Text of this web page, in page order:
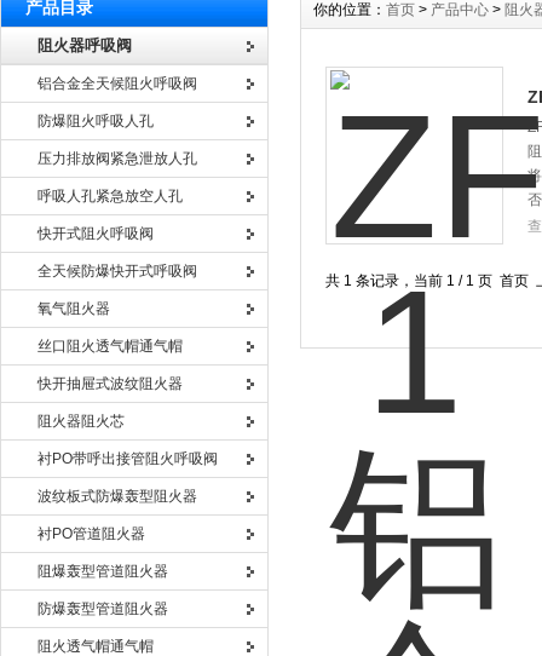
产品目录
阻火器呼吸阀
铝合金全天候阻火呼吸阀
防爆阻火呼吸人孔
压力排放阀紧急泄放人孔
呼吸人孔紧急放空人孔
快开式阻火呼吸阀
全天候防爆快开式呼吸阀
氧气阻火器
丝口阻火透气帽通气帽
快开抽屉式波纹阻火器
阻火器阻火芯
衬PO带呼出接管阻火呼吸阀
波纹板式防爆轰型阻火器
衬PO管道阻火器
阻爆轰型管道阻火器
防爆轰型管道阻火器
阻火透气帽通气帽
你的位置： 首页 > 产品中心 > 阻火
共 1 条记录，当前 1 / 1 页 首页